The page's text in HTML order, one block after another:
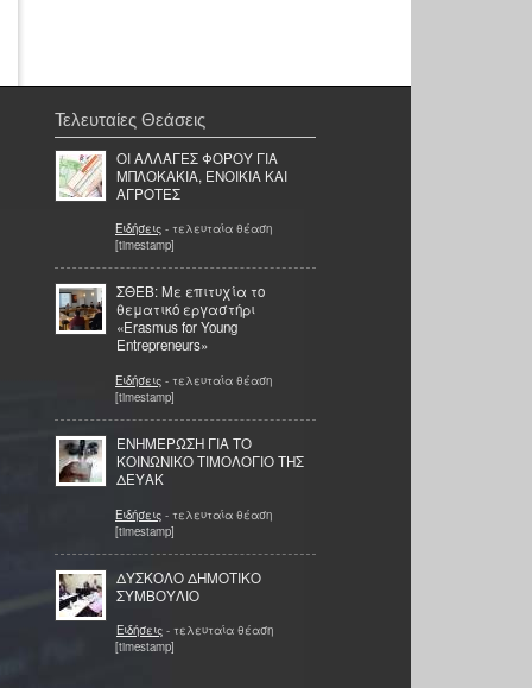
Τελευταίες Θεάσεις
ΟΙ ΑΛΛΑΓΕΣ ΦΟΡΟΥ ΓΙΑ
ΜΠΛΟΚΑΚΙΑ, ΕΝΟΙΚΙΑ ΚΑΙ
ΑΓΡΟΤΕΣ
Ειδήσεις - τελευταία θέαση
[timestamp]
ΣΘΕΒ: Με επιτυχία το
θεματικό εργαστήρι
«Erasmus for Young
Entrepreneurs»
Ειδήσεις - τελευταία θέαση
[timestamp]
ΕΝΗΜΕΡΩΣΗ ΓΙΑ ΤΟ
ΚΟΙΝΩΝΙΚΟ ΤΙΜΟΛΟΓΙΟ ΤΗΣ
ΔΕΥΑΚ
Ειδήσεις - τελευταία θέαση
[timestamp]
ΔΥΣΚΟΛΟ ΔΗΜΟΤΙΚΟ
ΣΥΜΒΟΥΛΙΟ
Ειδήσεις - τελευταία θέαση
[timestamp]